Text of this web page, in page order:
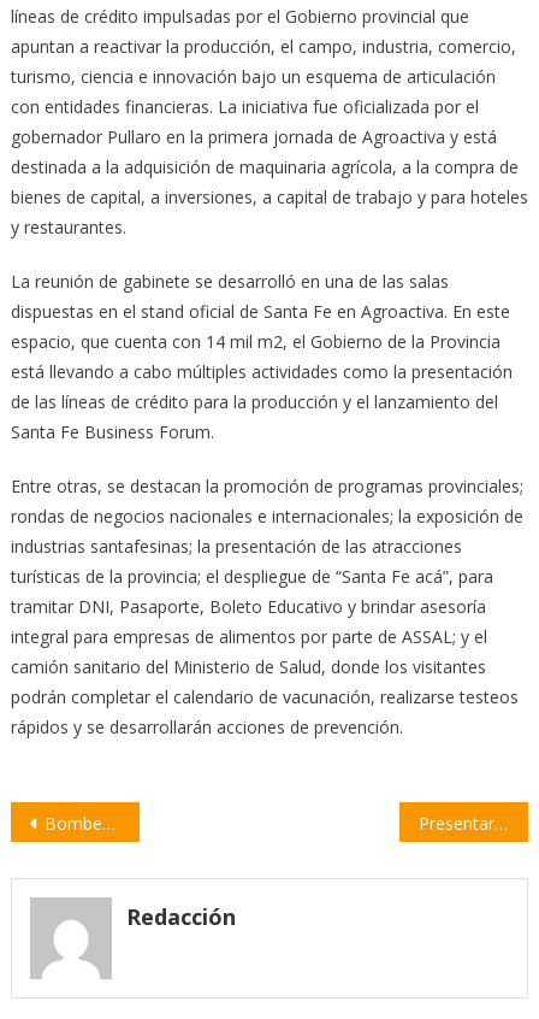
líneas de crédito impulsadas por el Gobierno provincial que
apuntan a reactivar la producción, el campo, industria, comercio,
turismo, ciencia e innovación bajo un esquema de articulación
con entidades financieras. La iniciativa fue oficializada por el
gobernador Pullaro en la primera jornada de Agroactiva y está
destinada a la adquisición de maquinaria agrícola, a la compra de
bienes de capital, a inversiones, a capital de trabajo y para hoteles
y restaurantes.
La reunión de gabinete se desarrolló en una de las salas
dispuestas en el stand oficial de Santa Fe en Agroactiva. En este
espacio, que cuenta con 14 mil m2, el Gobierno de la Provincia
está llevando a cabo múltiples actividades como la presentación
de las líneas de crédito para la producción y el lanzamiento del
Santa Fe Business Forum.
Entre otras, se destacan la promoción de programas provinciales;
rondas de negocios nacionales e internacionales; la exposición de
industrias santafesinas; la presentación de las atracciones
turísticas de la provincia; el despliegue de “Santa Fe acá”, para
tramitar DNI, Pasaporte, Boleto Educativo y brindar asesoría
integral para empresas de alimentos por parte de ASSAL; y el
camión sanitario del Ministerio de Salud, donde los visitantes
podrán completar el calendario de vacunación, realizarse testeos
rápidos y se desarrollarán acciones de prevención.
Navegación
entradas
Bomberos de Empalme ofrecen un taller gratuito sobre RCP y seguridad domiciliaria Presentaron un proyecto de Ordenanza para mejorar la transparencia y eficiencia en Villa Constitución
Redacción